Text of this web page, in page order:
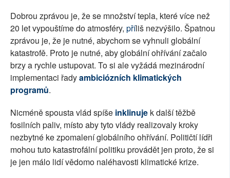
Dobrou zprávou je, že se množství tepla, které více než
20 let vypouštíme do atmosféry, příliš nezvýšilo. Špatnou
zprávou je, že je nutné, abychom se vyhnuli globální
katastrofě. Proto je nutné, aby globální ohřívání začalo
brzy a rychle ustupovat. To si ale vyžádá mezinárodní
implementaci řadyambiciózních klimatických
programů.
Nicméně spousta vlád spíše inklinuje k další těžbě
fosilních paliv, místo aby tyto vlády realizovaly kroky
nezbytné ke zpomalení globálního ohřívání. Političtí lídři
mohou tuto katastrofální politiku provádět jen proto, že si
je jen málo lidí vědomo naléhavosti klimatické krize.